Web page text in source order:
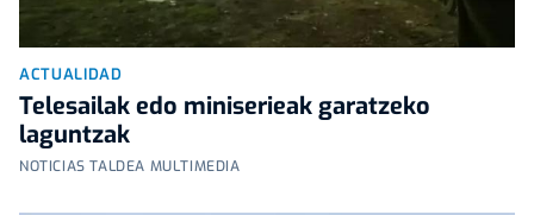
ACTUALIDAD
Telesailak edo miniserieak garatzeko
laguntzak
NOTICIAS TALDEA MULTIMEDIA